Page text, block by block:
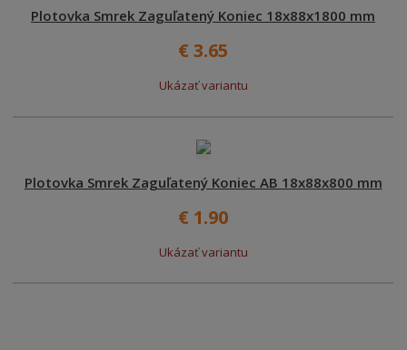
Plotovka Smrek Zaguľatený Koniec 18x88x1800 mm
€ 3.65
Ukázať variantu
Plotovka Smrek Zaguľatený Koniec AB 18x88x800 mm
€ 1.90
Ukázať variantu